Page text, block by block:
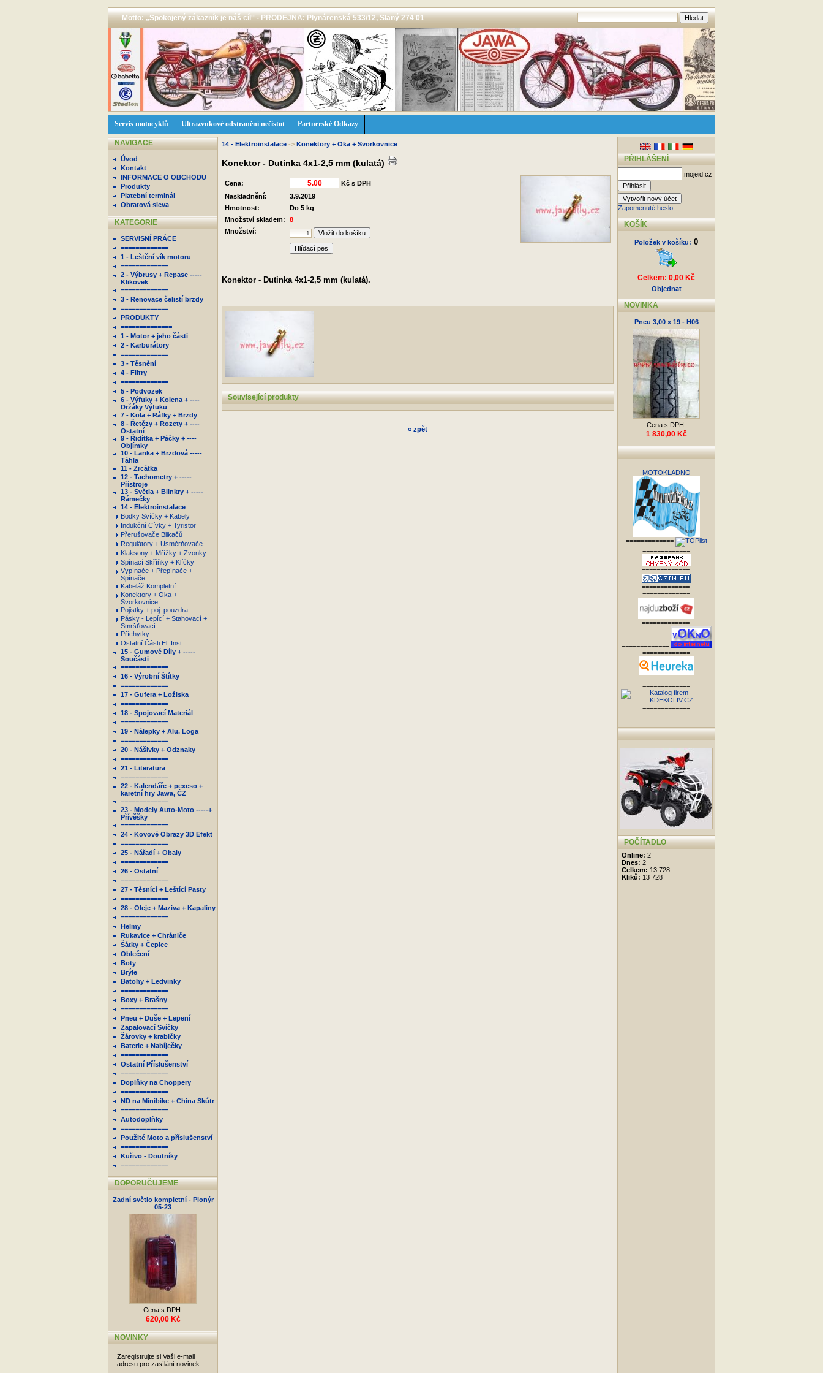
Motto: ,,Spokojený zákazník je náš cíl'' - PRODEJNA: Plynárenská 533/12, Slaný 274 01
Servis motocyklů Ultrazvukové odstranění nečistot Partnerské Odkazy
NAVIGACE
Úvod
Kontakt
INFORMACE O OBCHODU
Produkty
Platební terminál
Obratová sleva
KATEGORIE
SERVISNÍ PRÁCE
=============
1 - Leštění vík motoru
=============
2 - Výbrusy + Repase -----
Klikovek
=============
3 - Renovace čelistí brzdy
=============
PRODUKTY
==============
1 - Motor + jeho části
2 - Karburátory
=============
3 - Těsnění
4 - Filtry
=============
5 - Podvozek
6 - Výfuky + Kolena + ----
Držáky Výfuku
7 - Kola + Ráfky + Brzdy
8 - Řetězy + Rozety + ----
Ostatní
9 - Řidítka + Páčky + ----
Objímky
10 - Lanka + Brzdová -----
Táhla
11 - Zrcátka
12 - Tachometry + -----
Přístroje
13 - Světla + Blinkry + -----
Rámečky
14 - Elektroinstalace
Bodky Svíčky + Kabely
Indukční Cívky + Tyristor
Přerušovače Blikačů
Regulátory + Usměrňovače
Klaksony + Mřížky + Zvonky
Spínací Skříňky + Klíčky
Vypínače + Přepínače +
Spínače
Kabeláž Kompletní
Konektory + Oka +
Svorkovnice
Pojistky + poj. pouzdra
Pásky - Lepící + Stahovací +
Smršťovací
Příchytky
Ostatní Části El. Inst.
15 - Gumové Díly + -----
Součásti
=============
16 - Výrobní Štítky
=============
17 - Gufera + Ložiska
=============
18 - Spojovací Materiál
=============
19 - Nálepky + Alu. Loga
=============
20 - Nášivky + Odznaky
=============
21 - Literatura
=============
22 - Kalendáře + pexeso +
karetní hry Jawa, ČZ
=============
23 - Modely Auto-Moto -----+
Přívěšky
=============
24 - Kovové Obrazy 3D Efekt
=============
25 - Nářadí + Obaly
=============
26 - Ostatní
=============
27 - Těsnící + Leštící Pasty
=============
28 - Oleje + Maziva + Kapaliny
=============
Helmy
Rukavice + Chrániče
Šátky + Čepice
Oblečení
Boty
Brýle
Batohy + Ledvinky
=============
Boxy + Brašny
=============
Pneu + Duše + Lepení
Zapalovací Svíčky
Žárovky + krabičky
Baterie + Nabíječky
=============
Ostatní Příslušenství
=============
Doplňky na Choppery
=============
ND na Minibike + China Skútr
=============
Autodoplňky
=============
Použité Moto a příslušenství
=============
Kuřivo - Doutníky
=============
DOPORUČUJEME
Zadní světlo kompletní - Pionýr
05-23
Cena s DPH:
620,00 Kč
NOVINKY
Zaregistrujte si Vaši e-mail
adresu pro zasílání novinek.
14 - Elektroinstalace -> Konektory + Oka + Svorkovnice
Konektor - Dutinka 4x1-2,5 mm (kulatá)
Cena:
Kč s DPH
Naskladnění:
3.9.2019
Hmotnost:
Do 5 kg
Množství skladem:
8
Množství:
Hlídací pes
Konektor - Dutinka 4x1-2,5 mm (kulatá).
Související produkty
« zpět
PŘIHLÁŠENÍ
.mojeid.cz
Zapomenuté heslo
KOŠÍK
Položek v košíku: 0
Celkem: 0,00 Kč
Objednat
NOVINKA
Pneu 3,00 x 19 - H06
Cena s DPH:
1 830,00 Kč
MOTOKLADNO
=============
=============
=============
=============
=============
=============
=============
=============
=============
=============
POČÍTADLO
Online: 2
Dnes: 2
Celkem: 13 728
Kliků: 13 728